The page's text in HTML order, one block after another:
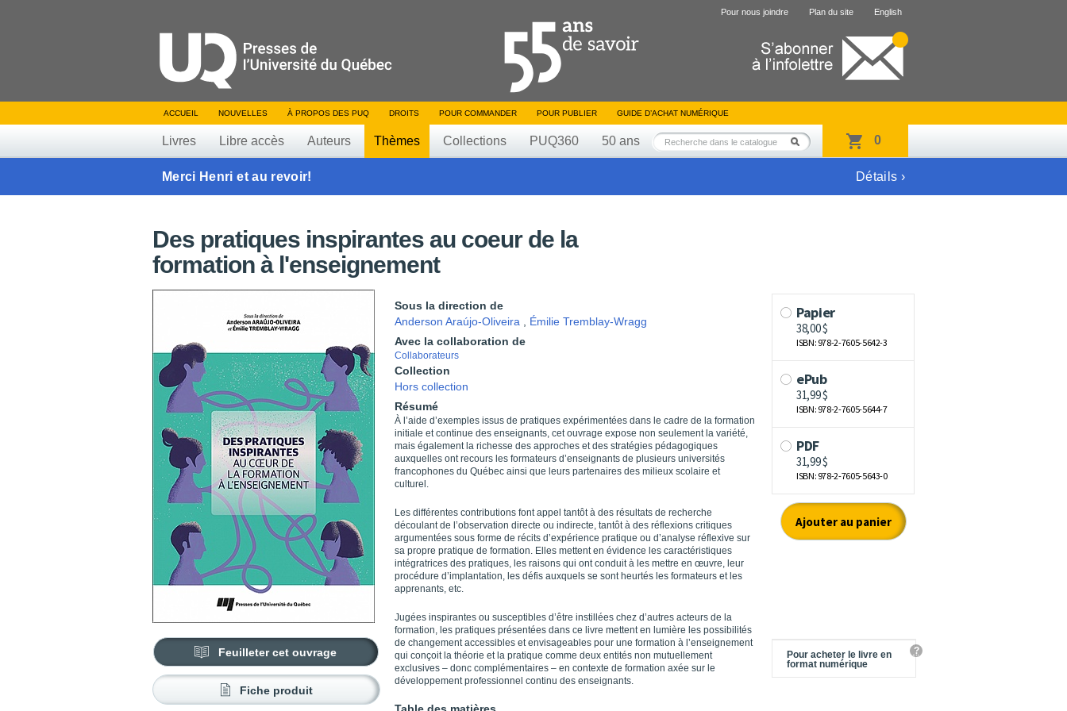
Pour nous joindre Plan du site English
ACCUEIL NOUVELLES À PROPOS DES PUQ DROITS POUR COMMANDER POUR PUBLIER GUIDE D’ACHAT NUMÉRIQUE
Livres Libre accès Auteurs Thèmes Collections PUQ360 50 ans 0
Merci Henri et au revoir! Détails ›
Des pratiques inspirantes au coeur de la
formation à l'enseignement
Feuilleter cet ouvrage
Fiche produit
Sous la direction de
Anderson Araújo-Oliveira
Émilie Tremblay-Wragg
Avec la collaboration de
Collaborateurs
Collection
Hors collection
Résumé
À l’aide d’exemples issus de pratiques expérimentées dans le cadre de la formation
initiale et continue des enseignants, cet ouvrage expose non seulement la variété,
mais également la richesse des approches et des stratégies pédagogiques
auxquelles ont recours les formateurs d’enseignants de plusieurs universités
francophones du Québec ainsi que leurs partenaires des milieux scolaire et
culturel.
Les différentes contributions font appel tantôt à des résultats de recherche
découlant de l’observation directe ou indirecte, tantôt à des réflexions critiques
argumentées sous forme de récits d’expérience pratique ou d’analyse réflexive sur
sa propre pratique de formation. Elles mettent en évidence les caractéristiques
intégratrices des pratiques, les raisons qui ont conduit à les mettre en œuvre, leur
procédure d’implantation, les défis auxquels se sont heurtés les formateurs et les
apprenants, etc.
Jugées inspirantes ou susceptibles d’être instillées chez d’autres acteurs de la
formation, les pratiques présentées dans ce livre mettent en lumière les possibilités
de changement accessibles et envisageables pour une formation à l’enseignement
qui conçoit la théorie et la pratique comme deux entités non mutuellement
exclusives – donc complémentaires – en contexte de formation axée sur le
développement professionnel continu des enseignants.
Pour acheter le livre en
format numérique
?